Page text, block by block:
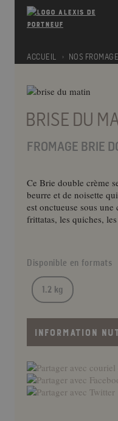
includes
system.
ACCUEIL NOS
BRISE DU
FROMAGE BRIE
Ce Brie double crème
beurre et de noisette
est onctueuse sous
frittatas, les quiches,
Disponible en formats
1.2 kg
INFORMATION